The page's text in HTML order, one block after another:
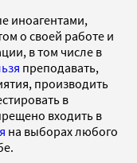
иноагентами,
о своей работе и
в том числе в
преподавать,
производить
в
входить в
на выборах любого